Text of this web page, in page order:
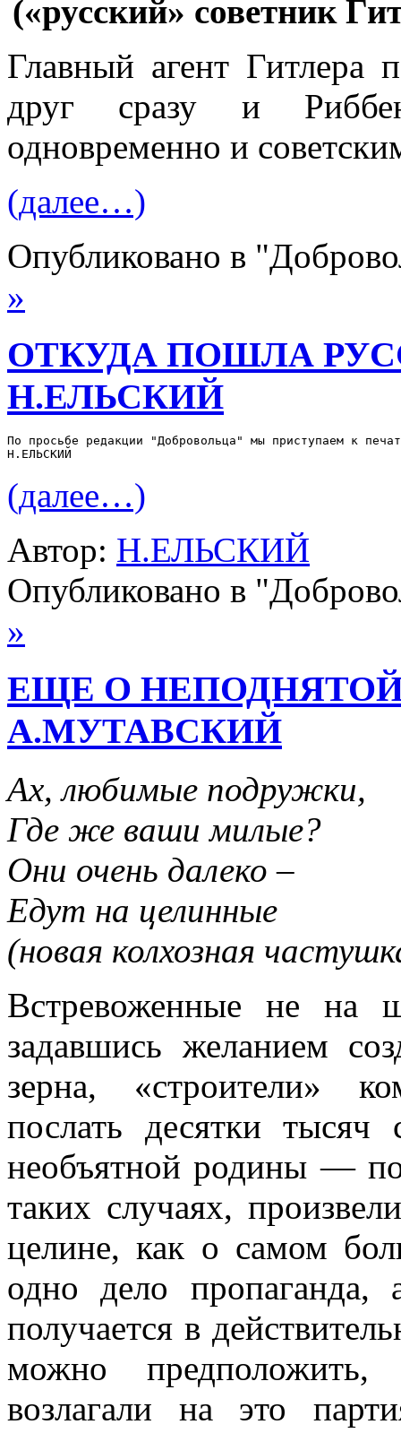
(«русский» советник
Главный агент
друг сразу и
одновременно и
(далее…)
Опубликовано в
»
ОТКУДА ПОШЛА
Н.ЕЛЬСКИЙ
По просьбе редакции "Добровольца" мы приступаем к
Н.ЕЛЬСКИЙ
(далее…)
Автор: Н.ЕЛЬСКИЙ
Опубликовано в
»
ЕЩЕ О
А.МУТАВСКИЙ
Ах, любимые подружки,
Где же ваши милые?
Они очень далеко –
Едут на целинные
(новая колхозная
Встревоженные не на
задавшись желанием
зерна, «строители»
послать десятки тысяч
необъятной ро­дины —
таких случаях,
целине, как о самом
одно дело пропаганда,
получается в
можно
возлагали на это